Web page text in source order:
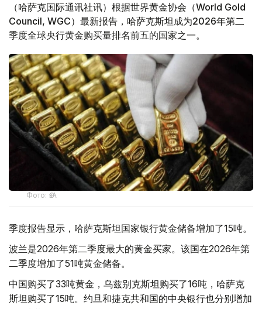
（哈萨克国际通讯社讯）根据世界黄金协会（World Gold
Council, WGC）最新报告，哈萨克斯坦成为2026年第二
季度全球央行黄金购买量排名前五的国家之一。
Фото: ӨзА
季度报告显示，哈萨克斯坦国家银行黄金储备增加了15吨。
波兰是2026年第二季度最大的黄金买家。该国在2026年第
二季度增加了51吨黄金储备。
中国购买了33吨黄金，乌兹别克斯坦购买了16吨，哈萨克
斯坦购买了15吨。约旦和捷克共和国的中央银行也分别增加